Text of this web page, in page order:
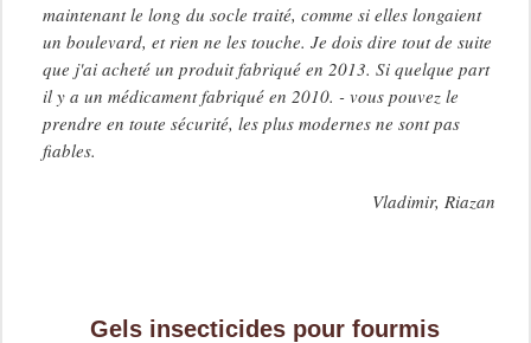
maintenant le long du socle traité, comme si elles longaient
un boulevard, et rien ne les touche. Je dois dire tout de suite
que j'ai acheté un produit fabriqué en 2013. Si quelque part
il y a un médicament fabriqué en 2010. - vous pouvez le
prendre en toute sécurité, les plus modernes ne sont pas
fiables.
Vladimir, Riazan
Gels insecticides pour fourmis